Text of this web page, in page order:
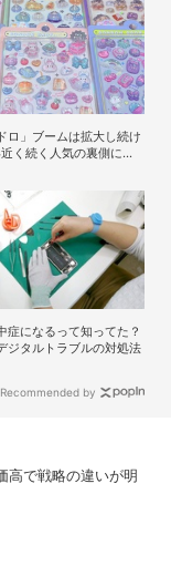
ロ」ブームは拡大し続け
く続く人気の裏側にあ
症になるって知ってた？
ジタルトラブルの対処法
Recommended by
高で戦略の違いが明